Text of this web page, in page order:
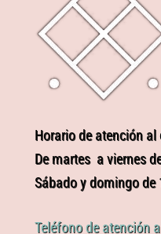
Horario de atención al
De martes a viernes
Sábado y domingo
Teléfono de atención